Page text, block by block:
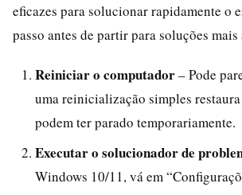
eficazes para solucionar rapidamente o
passo antes de partir para soluções mais
Reiniciar o computador– Pode
uma reinicialização simples
podem ter parado temporariamente.
Executar o solucionador de
Windows 10/11, vá em